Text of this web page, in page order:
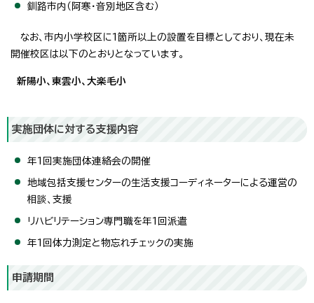
釧路市内（阿寒・音別地区含む）
なお、市内小学校区に1箇所以上の設置を目標としており、現在未
開催校区は以下のとおりとなっています。
新陽小、東雲小、大楽毛小
実施団体に対する支援内容
年1回実施団体連絡会の開催
地域包括支援センターの生活支援コーディネーターによる運営の
相談、支援
リハビリテーション専門職を年1回派遣
年1回体力測定と物忘れチェックの実施
申請期間